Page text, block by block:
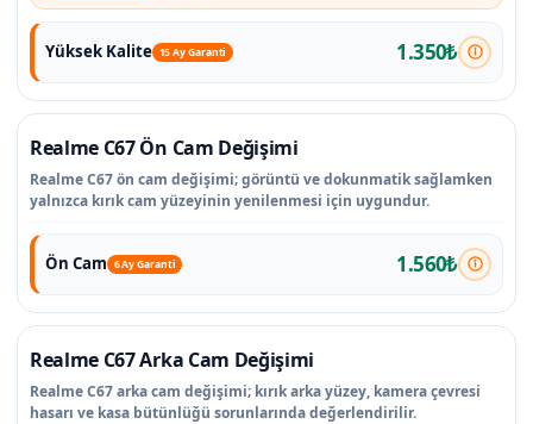
Yüksek Kalite 15 Ay Garanti 1.350₺
Realme C67 Ön Cam Değişimi
Realme C67 ön cam değişimi; görüntü ve dokunmatik sağlamken
yalnızca kırık cam yüzeyinin yenilenmesi için uygundur.
Ön Cam 6 Ay Garanti 1.560₺
Realme C67 Arka Cam Değişimi
Realme C67 arka cam değişimi; kırık arka yüzey, kamera çevresi
hasarı ve kasa bütünlüğü sorunlarında değerlendirilir.